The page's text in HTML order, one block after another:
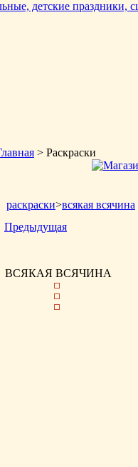
> Раскраски
раскраски>всякая всячина
Предыдущая
ВСЯКАЯ ВСЯЧИНА